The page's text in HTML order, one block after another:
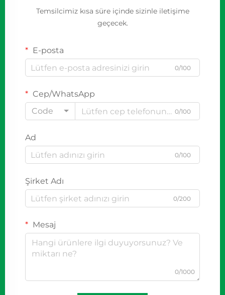
Temsilcimiz kısa süre içinde sizinle iletişime
geçecek.
E-posta
0/100
Cep/WhatsApp
Code
0/100
Ad
0/100
Şirket Adı
0/200
Mesaj
0/1000